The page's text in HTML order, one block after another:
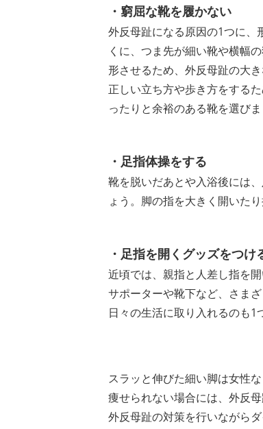
・窮屈な靴を履かない
外反母趾になる原因の1つに、
くに、つま先が細い靴や横幅
形させるため、外反母趾の大き
正しい立ち方や歩き方をする
ったりと余裕のある靴を選びま
・足指体操をする
靴を脱いだあとや入浴後には
ょう。脚の指を大きく開いた
・足指を開くグッズをつけ
近頃では、親指と人差し指を
サポーターや靴下など、さま
日々の生活に取り入れるのも1
スラッと伸びた細い脚は女性
痩せられない場合には、外反
外反母趾の対策を行いながら